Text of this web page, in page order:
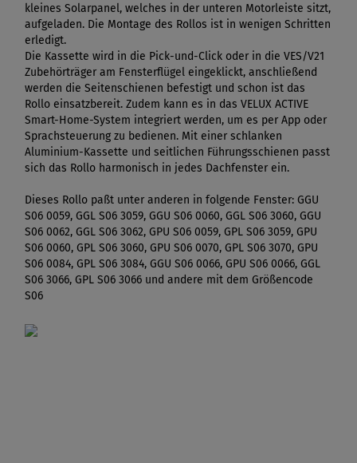
kleines Solarpanel, welches in der unteren Motorleiste sitzt,
aufgeladen. Die Montage des Rollos ist in wenigen Schritten
erledigt.
Die Kassette wird in die Pick-und-Click oder in die VES/V21
Zubehörträger am Fensterflügel eingeklickt, anschließend
werden die Seitenschienen befestigt und schon ist das
Rollo einsatzbereit. Zudem kann es in das VELUX ACTIVE
Smart-Home-System integriert werden, um es per App oder
Sprachsteuerung zu bedienen. Mit einer schlanken
Aluminium-Kassette und seitlichen Führungsschienen passt
sich das Rollo harmonisch in jedes Dachfenster ein.
Dieses Rollo paßt unter anderen in folgende Fenster: GGU
S06 0059, GGL S06 3059, GGU S06 0060, GGL S06 3060, GGU
S06 0062, GGL S06 3062, GPU S06 0059, GPL S06 3059, GPU
S06 0060, GPL S06 3060, GPU S06 0070, GPL S06 3070, GPU
S06 0084, GPL S06 3084, GGU S06 0066, GPU S06 0066, GGL
S06 3066, GPL S06 3066 und andere mit dem Größencode
S06